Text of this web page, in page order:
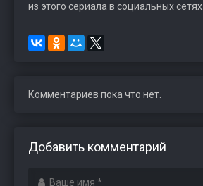
из этого сериала в социальных сетях.
Комментариев пока что нет.
Добавить комментарий